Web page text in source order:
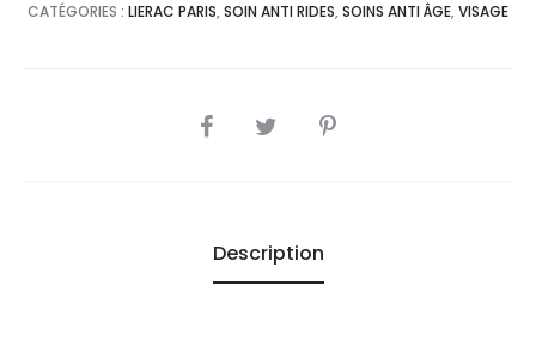
CATÉGORIES : LIERAC PARIS, SOIN ANTI RIDES, SOINS ANTI ÂGE, VISAGE
SHARE
Description